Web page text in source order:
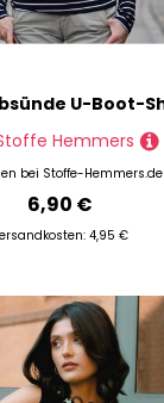
Hemmers
bei Stoffe-Hemmers.de
6,90 €
4,95 €